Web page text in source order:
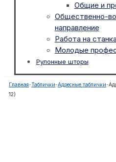
Общие и
Общественно-
направление
Работа на
Молодые
Рулонные шторы
Главная-Таблички-Адресные таблички-
12)